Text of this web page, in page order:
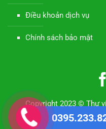
Điều khoản dịch vụ
Chính sách bảo mật
Copyright 2023 © Thư